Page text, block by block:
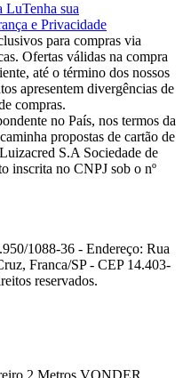
LuTenha sua
e Privacidade
para compras via
Ofertas válidas na compra
até o término dos nossos
apresentem divergências de
compras.
no País, nos termos da
propostas de cartão de
S.A Sociedade de
inscrita no CNPJ sob o nº
1088-36 - Endereço: Rua
Franca/SP - CEP 14.403-
reservados.